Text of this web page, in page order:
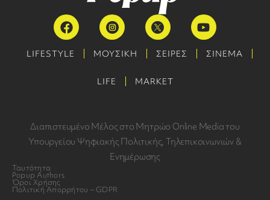
LIFESTYLE ΜΟΥΣΙΚΗ ΣΕΙΡΕΣ ΣΙΝΕΜΑ
LIFE MARKET
Διαπιστευμένο Μέλος στο Μητρώο Online Media του
Υπουργείου Ψηφιακής Πολιτικής, Τηλεπικοινωνιών &
Ενημέρωσης
Ταυτότητα
Popup Authors
Όροι Χρήσης
Πολιτική Απορρήτου – GDPR